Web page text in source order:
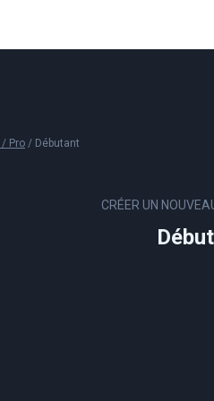
Pro / Débutant
CRÉER UN